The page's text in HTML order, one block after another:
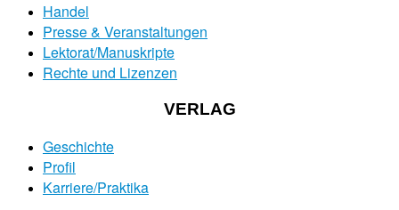
Handel
Presse & Veranstaltungen
Lektorat/Manuskripte
Rechte und Lizenzen
VERLAG
Geschichte
Profil
Karriere/Praktika